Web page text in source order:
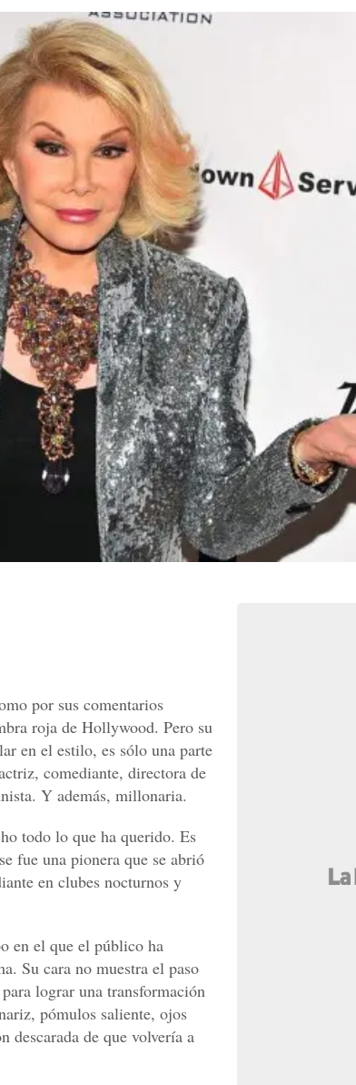
por sus comentarios
roja de Hollywood. Pero su
en el estilo, es sólo una parte
comediante, directora de
Y además, millonaria.
todo lo que ha querido. Es
fue una pionera que se abrió
en clubes nocturnos y
en el que el público ha
Su cara no muestra el paso
lograr una transformación
pómulos saliente, ojos
descarada de que volvería a